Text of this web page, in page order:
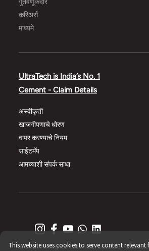
This website uses cookies to serve content
गुंतवणूकदार
करिअर्स
माध्यमे
UltraTech is India’s No. 1
Cement - Claim Details
अस्वीकृती
खाजगीपणाचे धोरण
वापर करण्याचे नियम
साईटमॅप
आमच्याशी संपर्क साधा
© 2021 All Rights Reserved, UltraTech Cement